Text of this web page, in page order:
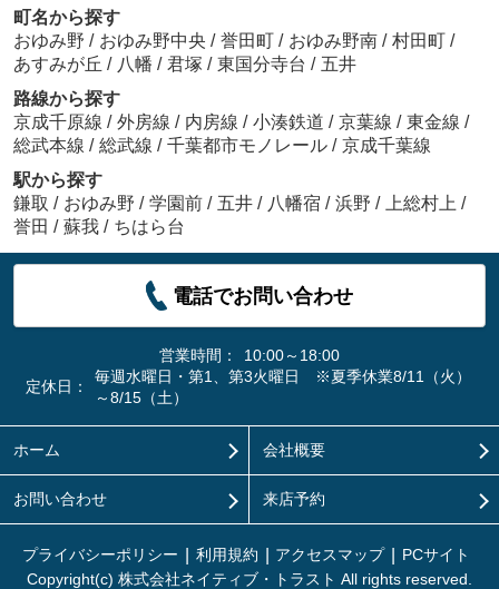
町名から探す
おゆみ野 / おゆみ野中央 / 誉田町 / おゆみ野南 / 村田町 /
あすみが丘 / 八幡 / 君塚 / 東国分寺台 / 五井
路線から探す
京成千原線 / 外房線 / 内房線 / 小湊鉄道 / 京葉線 / 東金線 /
総武本線 / 総武線 / 千葉都市モノレール / 京成千葉線
駅から探す
鎌取 / おゆみ野 / 学園前 / 五井 / 八幡宿 / 浜野 / 上総村上 /
誉田 / 蘇我 / ちはら台
電話でお問い合わせ
営業時間：
10:00～18:00
定休日：
毎週水曜日・第1、第3火曜日 ※夏季休業8/11（火）
～8/15（土）
ホーム 会社概要
お問い合わせ 来店予約
プライバシーポリシー 利用規約 アクセスマップ
PCサイト
Copyright(c) 株式会社ネイティブ・トラスト All rights reserved.